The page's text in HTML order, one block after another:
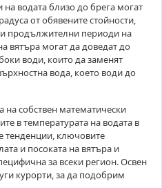
водата близо до брега могат
от обявените стойности,
продължителни периоди на
вятъра могат да доведат до
води, които да заменят
вода, което води до
на собствен математически
в температурата на водата в
тенденции, ключовите
и посоката на вятъра и
за всеки регион. Освен
курорти, за да подобрим